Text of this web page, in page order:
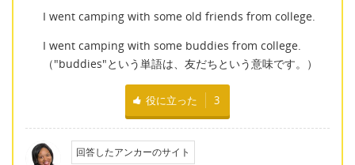
I went camping with some old friends from college.
I went camping with some buddies from college.
（"buddies"という単語は、友だちという意味です。）
役に立った 3
回答したアンカーのサイト